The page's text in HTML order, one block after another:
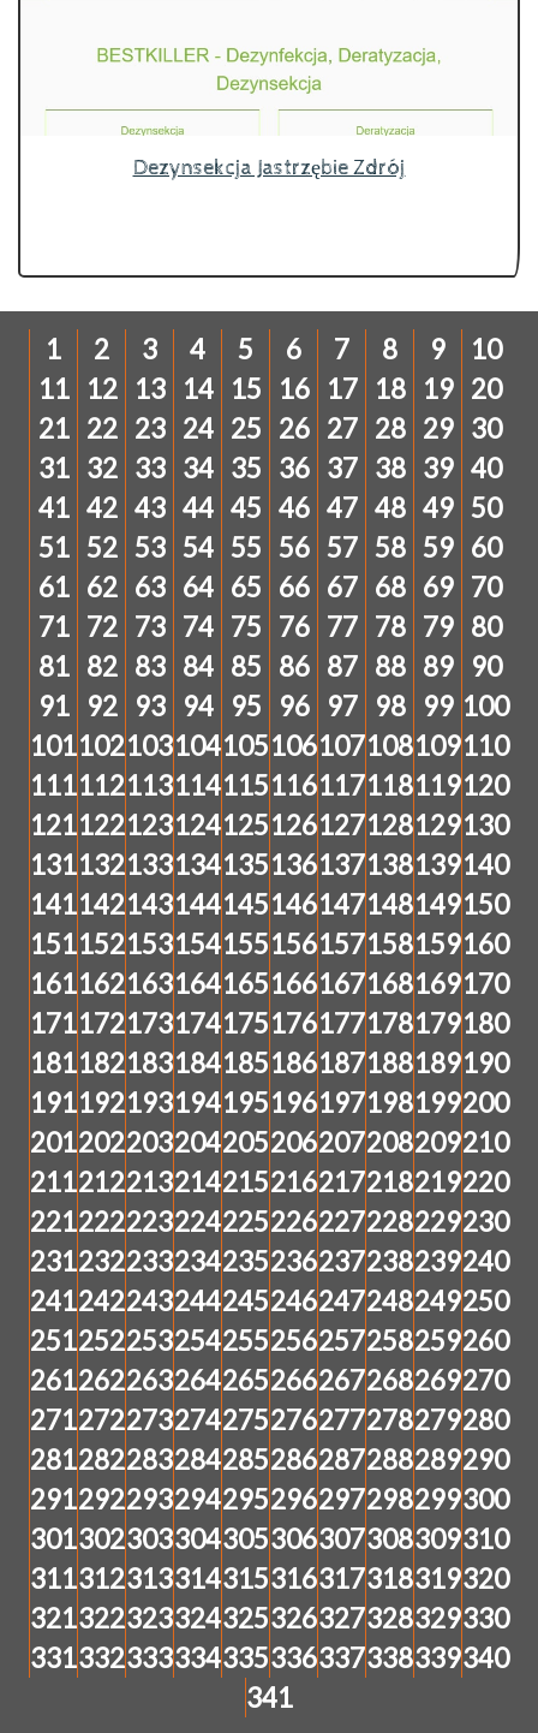
Dezynsekcja Jastrzębie Zdrój
1 2 3 4 5 6 7 8 9
10
11
12 13 14 15 16 17 18 19 20
21 22 23 24 25 26 27 28 29 30
31 32 33 34 35 36 37 38 39 40
41 42 43 44 45 46 47 48 49 50
51 52 53 54 55 56 57 58 59 60
61 62 63 64 65 66 67 68 69 70
71 72 73 74 75 76 77 78 79 80
81 82 83 84 85 86 87 88 89
90
91
92 93 94 95 96 97 98 99 100
101102103104105106107108109110
111112113114115116117118119120
121122123124125126127128129130
131132133134135136137138139140
141142143144145146147148149150
151152153154155156157158159160
161162163164165166167168169170
171172173174175176177178179180
181182183184185186187188189190
191192193194195196197198199200
201202203204205206207208209210
211212213214215216217218219220
221222223224225226227228229230
231232233234235236237238239240
241242243244245246247248249250
251252253254255256257258259260
261262263264265266267268269270
271272273274275276277278279280
281282283284285286287288289290
291292293294295296297298299300
301302303304305306307308309310
311312313314315316317318319320
321322323324325326327328329330
331332333334335336337338339340
341